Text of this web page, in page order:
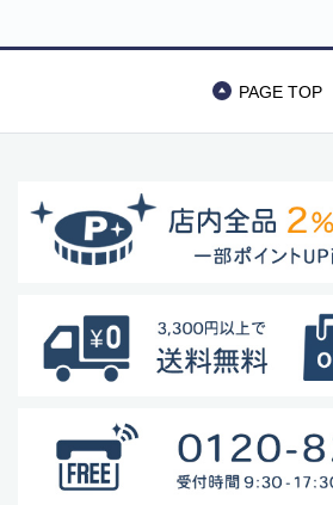
PAGE TOP